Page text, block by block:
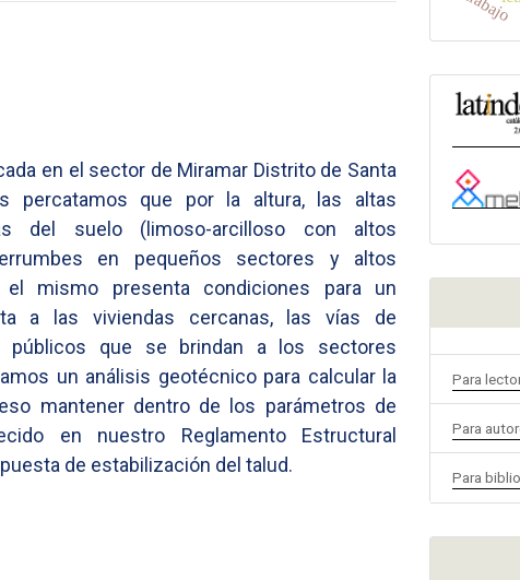
en el sector de Miramar Distrito de Santa
percatamos que por la altura, las altas
del suelo (limoso-arcilloso con altos
en pequeños sectores y altos
mismo presenta condiciones para un
a las viviendas cercanas, las vías de
públicos que se brindan a los sectores
un análisis geotécnico para calcular la
mantener dentro de los parámetros de
en nuestro Reglamento Estructural
de estabilización del talud.
Para
Para
Para